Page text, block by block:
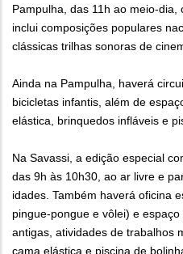
Pampulha, das 11h ao meio-
inclui composições populares
clássicas trilhas sonoras de
Ainda na Pampulha, haverá
bicicletas infantis, além de
elástica, brinquedos infláveis e
Na Savassi, a edição especial
das 9h às 10h30, ao ar livre e
idades. Também haverá oficina
pingue-pongue e vôlei) e
antigas, atividades de trabalhos
cama elástica e piscina de